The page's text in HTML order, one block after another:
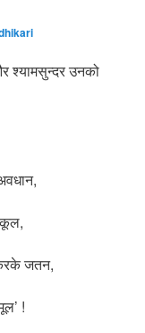
श्यामसुन्दर उनको
जतन,
!